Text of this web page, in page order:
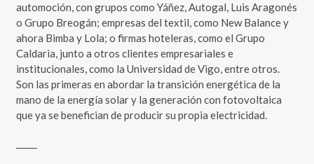
automoción, con grupos como Yáñez, Autogal, Luis Aragonés
o Grupo Breogán; empresas del textil, como New Balance y
ahora Bimba y Lola; o firmas hoteleras, como el Grupo
Caldaria, junto a otros clientes empresariales e
institucionales, como la Universidad de Vigo, entre otros.
Son las primeras en abordar la transición energética de la
mano de la energía solar y la generación con fotovoltaica
que ya se benefician de producir su propia electricidad.